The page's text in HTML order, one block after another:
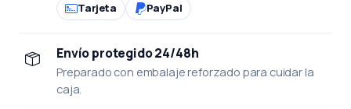
Tarjeta PayPal
Envío protegido 24/48h
Preparado con embalaje reforzado para cuidar la
caja.